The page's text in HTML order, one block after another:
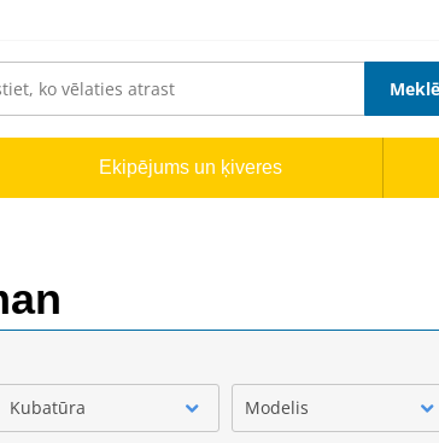
Ekipējums un ķiveres
Kubatūra Modelis